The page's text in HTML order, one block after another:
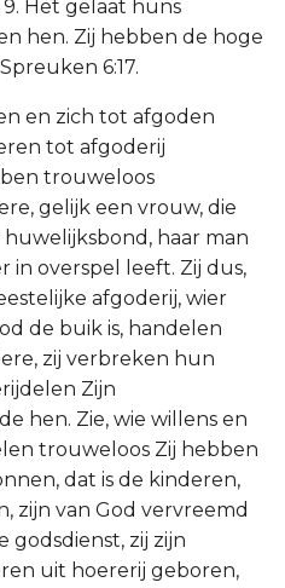
9. Het gelaat huns
hen. Zij hebben de hoge
6:17.
en zich tot afgoden
tot afgoderij
trouweloos
gelijk een vrouw, die
haar man
in overspel leeft. Zij dus,
afgoderij, wier
de buik is, handelen
zij verbreken hun
Zijn
hen. Zie, wie willens en
trouweloos Zij hebben
dat is de kinderen,
zijn van God vervreemd
godsdienst, zij zijn
uit hoererij geboren,